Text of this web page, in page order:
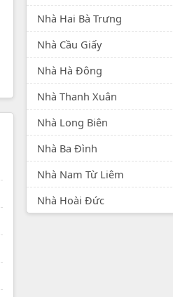
Nhà Hai Bà Trưng
Nhà Cầu Giấy
Nhà Hà Đông
Nhà Thanh Xuân
Nhà Long Biên
Nhà Ba Đình
Nhà Nam Từ Liêm
Nhà Hoài Đức